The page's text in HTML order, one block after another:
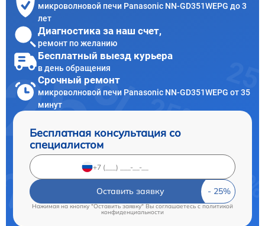
микроволновой печи Panasonic NN-GD351WEPG до 3
лет
Диагностика за наш счет,
ремонт по желанию
Бесплатный выезд курьера
в день обращения
Срочный ремонт
микроволновой печи Panasonic NN-GD351WEPG от 35
минут
Бесплатная консультация со
специалистом
Оставить заявку
Нажимая на кнопку "Оставить заявку" Вы соглашаетесь cполитикой
конфиденциальности